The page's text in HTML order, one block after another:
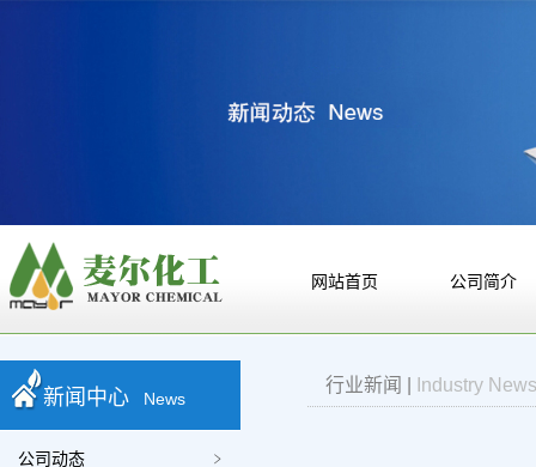
网站首页 公司简介
新闻中心 News
公司动态
行业新闻 Industry News